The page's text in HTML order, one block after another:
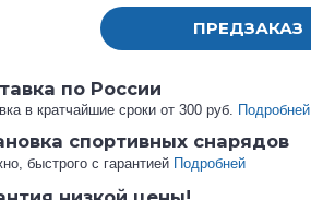
ПРЕДЗАКАЗ
по России
в кратчайшие сроки от 300 руб. Подробней
спортивных снарядов
быстрого с гарантией Подробней